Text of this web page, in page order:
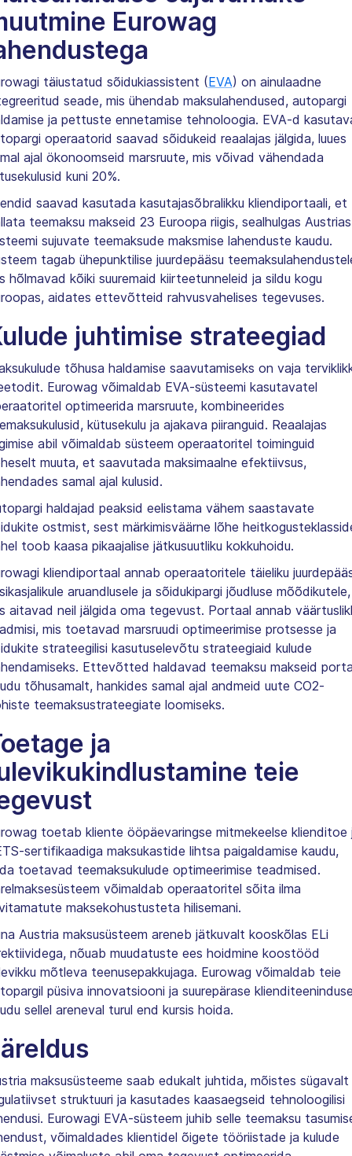
Eurowag
täiustatud sõidukiassistent (EVA) on ainulaadne
seade, mis ühendab maksulahendused, autopargi
ja pettuste ennetamise tehnoloogia. EVA-d
operaatorid saavad sõidukeid reaalajas jälgida, luues
ajal ökonoomseid marsruute, mis võivad vähendada
kuni 20%.
saavad kasutada kasutajasõbralikku kliendiportaali, et
teemaksu makseid 23 Euroopa riigis, sealhulgas
sujuvate teemaksude maksmise lahenduste kaudu.
tagab ühepunktilise juurdepääsu
hõlmavad kõiki suuremaid kiirteetunneleid ja sildu kogu
aidates ettevõtteid rahvusvahelises tegevuses.
juhtimise strateegiad
tõhusa haldamise saavutamiseks on vaja
Eurowag võimaldab EVA-süsteemi kasutavatel
optimeerida marsruute, kombineerides
kütusekulu ja ajakava piiranguid. Reaalajas
abil võimaldab süsteem operaatoritel toiminguid
muuta, et saavutada maksimaalne efektiivsus,
samal ajal kulusid.
haldajad peaksid eelistama vähem saastavate
ostmist, sest märkimisväärne lõhe
toob kaasa pikaajalise jätkusuutliku kokkuhoidu.
kliendiportaal annab operaatoritele täieliku
aruandlusele ja sõidukipargi jõudluse mõõdikutele,
aitavad neil jälgida oma tegevust. Portaal annab
mis toetavad marsruudi optimeerimise protsesse ja
strateegilisi kasutuselevõtu strateegiaid kulude
Ettevõtted haldavad teemaksu makseid
tõhusamalt, hankides samal ajal andmeid uute CO2-
teemaksustrateegiate loomiseks.
ja
teie
toetab kliente ööpäevaringse mitmekeelse klienditoe
sertifikaadiga maksukastide lihtsa paigaldamise kaudu,
toetavad teemaksukulude optimeerimise teadmised.
võimaldab operaatoritel sõita ilma
maksekohustusteta hilisemani.
Austria maksusüsteem areneb jätkuvalt kooskõlas ELi
nõuab muudatuste ees hoidmine koostööd
mõtleva teenusepakkujaga. Eurowag võimaldab teie
püsiva innovatsiooni ja suurepärase
sellel areneval turul end kursis hoida.
maksusüsteeme saab edukalt juhtida, mõistes sügavalt
struktuuri ja kasutades kaasaegseid tehnoloogilisi
Eurowagi EVA-süsteem juhib selle teemaksu
võimaldades klientidel õigete tööriistade ja kulude